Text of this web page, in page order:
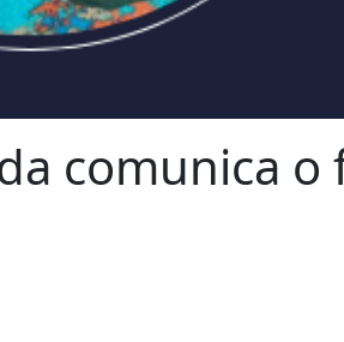
comunica o